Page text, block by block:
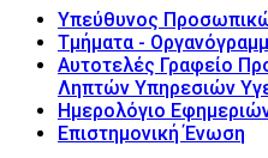
Υπεύθυνος
Τμήματα -
Αυτοτελές Γραφείο
Ληπτών Υπηρεσιών
Ημερολόγιο
Επιστημονική Ένωση